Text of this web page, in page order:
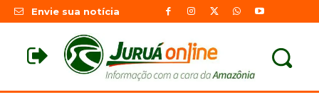
Envie sua notícia